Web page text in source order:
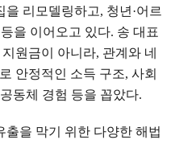
을 리모델링하고, 청년 ·어르
을 이어오고 있다. 송 대표
원금이 아니라, 관계와 네
안정적인 소득 구조, 사회
동체 경험 등을 꼽았다.
출을 막기 위한 다양한 해법